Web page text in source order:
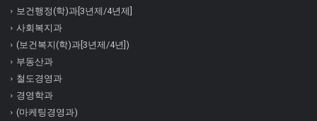
보건행정(학)과[3년제/4년제]
사회복지과
(보건복지(학)과[3년제/4년])
부동산과
철도경영과
경영학과
(마케팅경영과)